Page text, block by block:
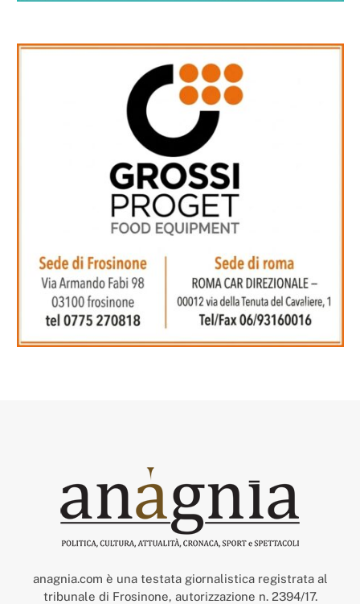
anagnia.com è una testata giornalistica registrata al
tribunale di Frosinone, autorizzazione n. 2394/17.